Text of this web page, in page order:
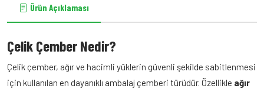
sabitlenmesini sağlayan, yüksek mukavemetli ve minimum
esneme özelliğine sahip en güçlü ambalaj çemberleme
malzemesidir.
Teklif / Sipariş
Ürün Açıklaması
Çelik Çember Nedir?
Çelik çember, ağır ve hacimli yüklerin güvenli şekilde sabitlenmesi
için kullanılan en dayanıklı ambalaj çemberi türüdür. Özellikle ağır